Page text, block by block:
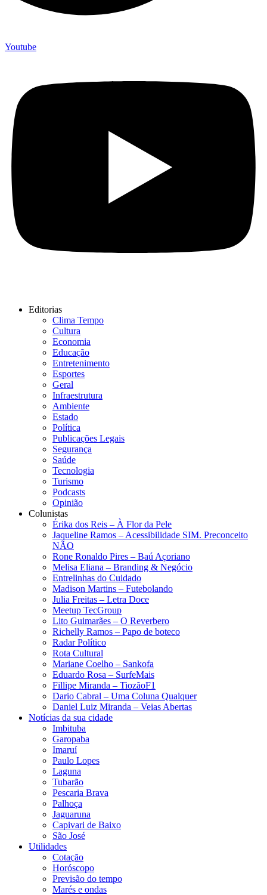
Youtube
Editorias
Clima Tempo
Cultura
Economia
Educação
Entretenimento
Esportes
Geral
Infraestrutura
Ambiente
Estado
Política
Publicações Legais
Segurança
Saúde
Tecnologia
Turismo
Podcasts
Opinião
Colunistas
Érika dos Reis​ – À Flor da Pele
Jaqueline Ramos – Acessibilidade SIM. Preconceito
NÃO
Rone Ronaldo Pires – Baú Açoriano
Melisa Eliana – Branding & Negócio
Entrelinhas do Cuidado
Madison Martins – Futebolando
Julia Freitas​ – Letra Doce
Meetup TecGroup
Lito Guimarães – O Reverbero
Richelly Ramos​ – Papo de boteco
Radar Político
Rota Cultural
Mariane Coelho – Sankofa
Eduardo Rosa​ – SurfeMais
Fillipe Miranda – TiozãoF1
Dario Cabral – Uma Coluna Qualquer
Daniel Luiz Miranda – Veias Abertas
Notícias da sua cidade
Imbituba
Garopaba
Imaruí
Paulo Lopes
Laguna
Tubarão
Pescaria Brava
Palhoça
Jaguaruna
Capivari de Baixo
São José
Utilidades
Cotação
Horóscopo
Previsão do tempo
Marés e ondas